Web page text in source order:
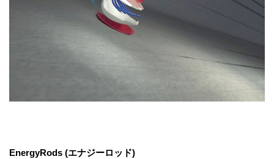
EnergyRods (エナジーロッド)